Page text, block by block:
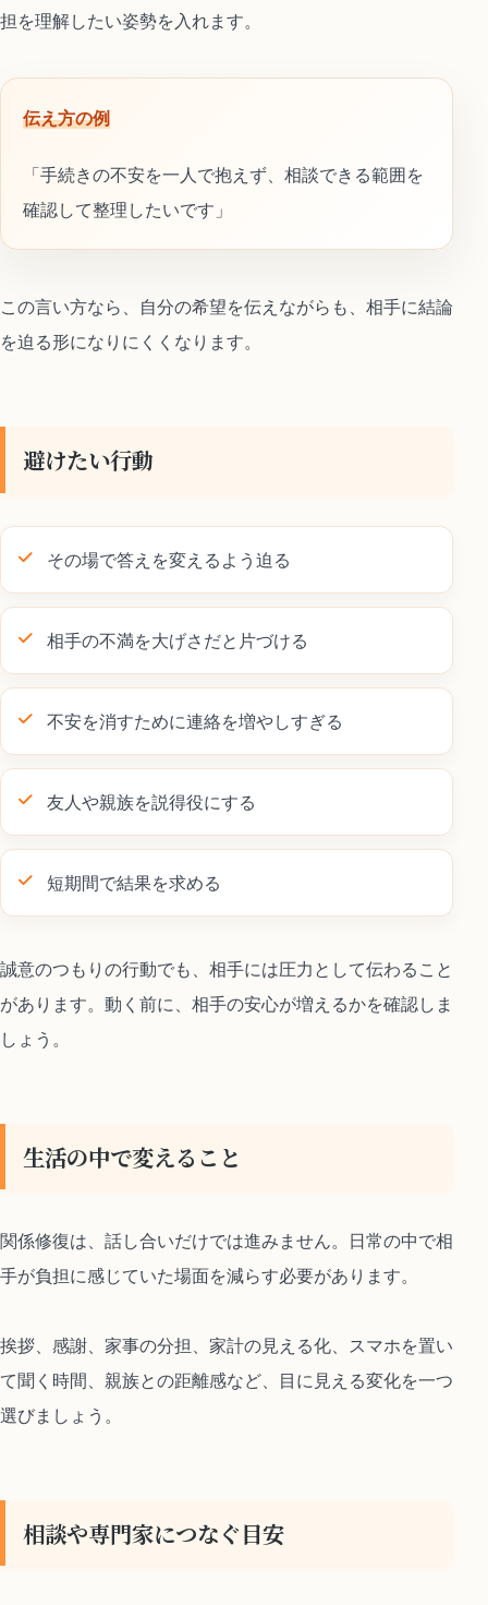
担を理解したい姿勢を入れます。
伝え方の例
「手続きの不安を一人で抱えず、相談できる範囲を
確認して整理したいです」
この言い方なら、自分の希望を伝えながらも、相手に結論
を迫る形になりにくくなります。
避けたい行動
その場で答えを変えるよう迫る
相手の不満を大げさだと片づける
不安を消すために連絡を増やしすぎる
友人や親族を説得役にする
短期間で結果を求める
誠意のつもりの行動でも、相手には圧力として伝わること
があります。動く前に、相手の安心が増えるかを確認しま
しょう。
生活の中で変えること
関係修復は、話し合いだけでは進みません。日常の中で相
手が負担に感じていた場面を減らす必要があります。
挨拶、感謝、家事の分担、家計の見える化、スマホを置い
て聞く時間、親族との距離感など、目に見える変化を一つ
選びましょう。
相談や専門家につなぐ目安